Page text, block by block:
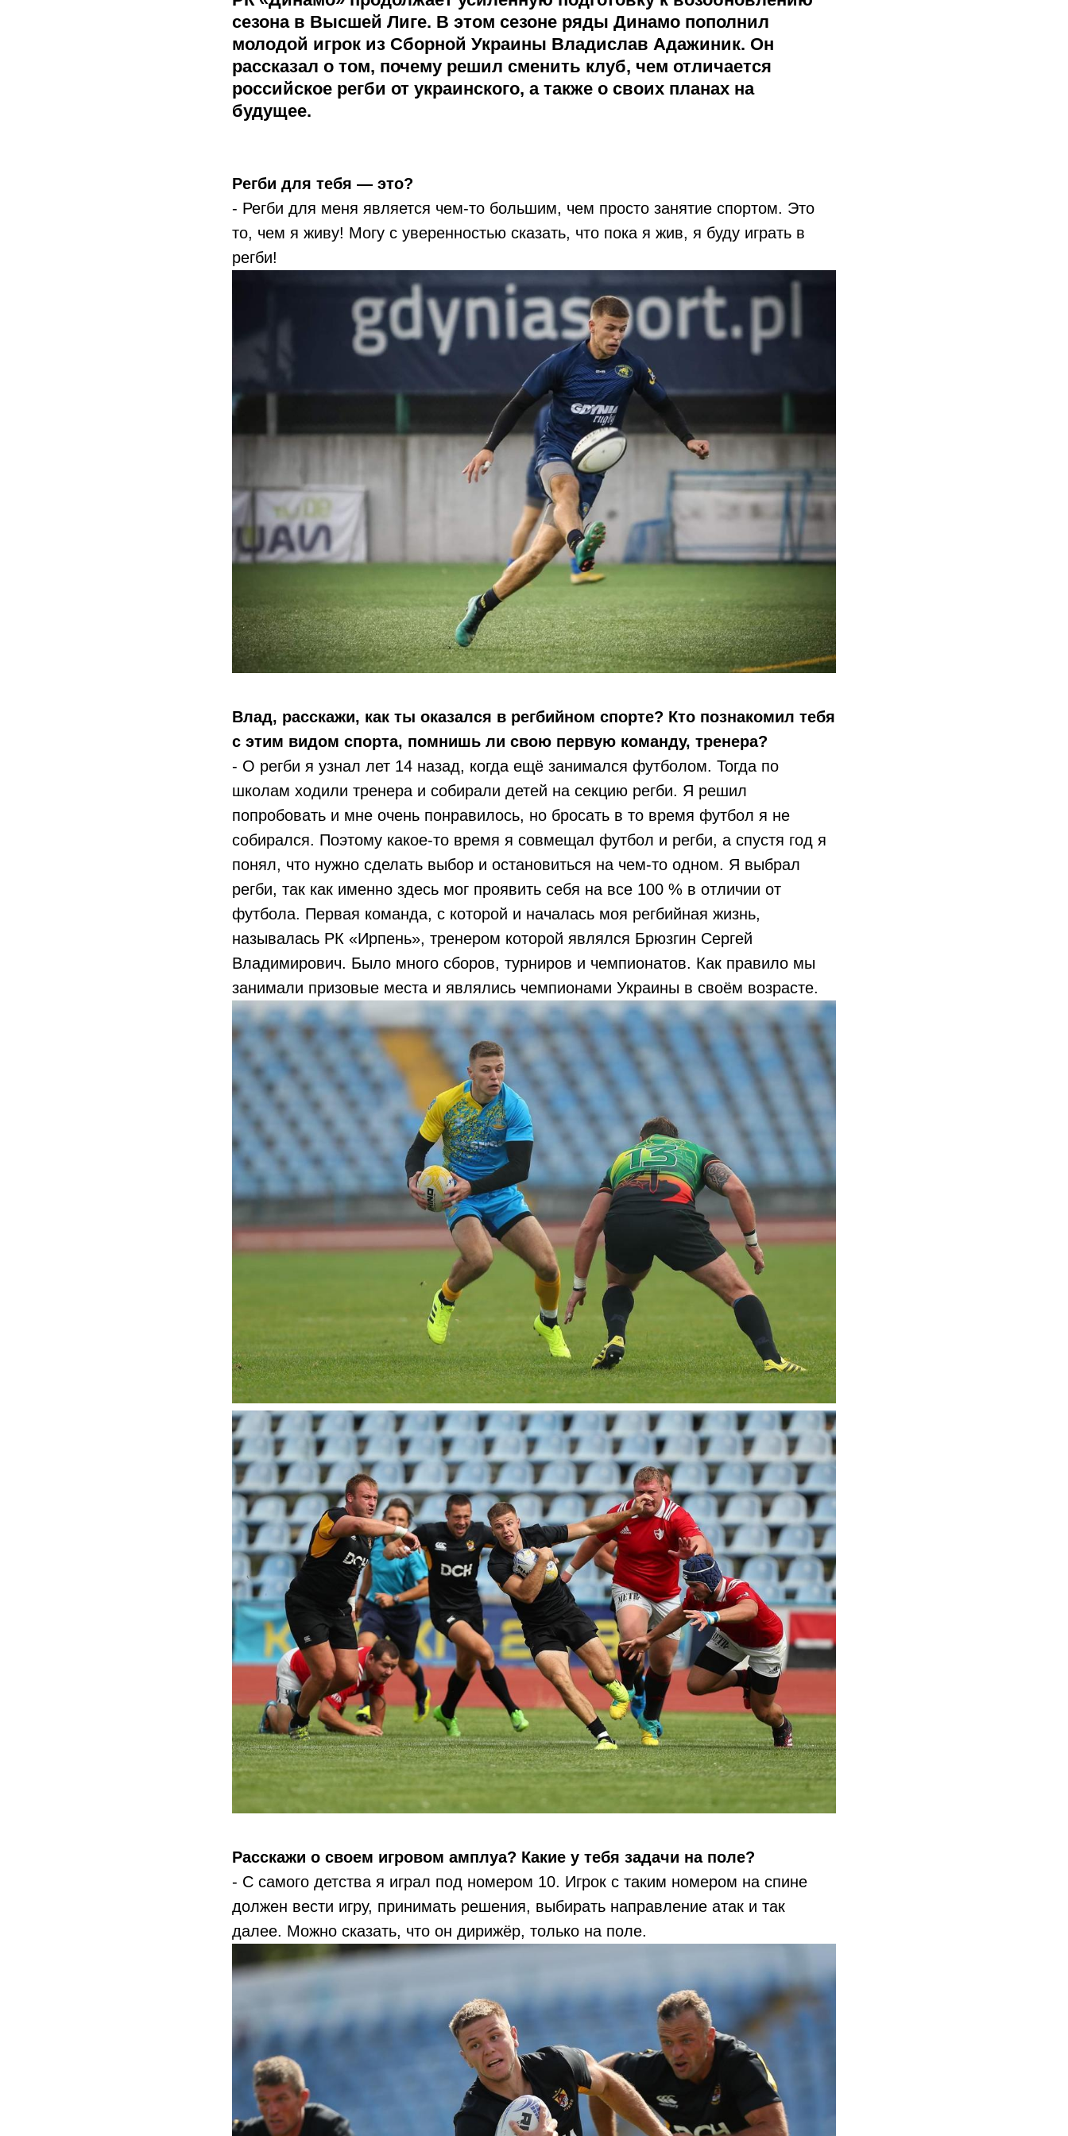
сезона в Высшей Лиге. В этом сезоне ряды Динамо пополнил
молодой игрок из Сборной Украины Владислав Адажиник. Он
рассказал о том, почему решил сменить клуб, чем отличается
российское регби от украинского, а также о своих планах на
будущее.
Регби для тебя — это?
- Регби для меня является чем-то большим, чем просто занятие спортом. Это
то, чем я живу! Могу с уверенностью сказать, что пока я жив, я буду играть в
регби!
Влад, расскажи, как ты оказался в регбийном спорте? Кто познакомил тебя
с этим видом спорта, помнишь ли свою первую команду, тренера?
- О регби я узнал лет 14 назад, когда ещё занимался футболом. Тогда по
школам ходили тренера и собирали детей на секцию регби. Я решил
попробовать и мне очень понравилось, но бросать в то время футбол я не
собирался. Поэтому какое-то время я совмещал футбол и регби, а спустя год я
понял, что нужно сделать выбор и остановиться на чем-то одном. Я выбрал
регби, так как именно здесь мог проявить себя на все 100 % в отличии от
футбола. Первая команда, с которой и началась моя регбийная жизнь,
называлась РК «Ирпень», тренером которой являлся Брюзгин Сергей
Владимирович. Было много сборов, турниров и чемпионатов. Как правило мы
занимали призовые места и являлись чемпионами Украины в своём возрасте.
Расскажи о своем игровом амплуа? Какие у тебя задачи на поле?
- С самого детства я играл под номером 10. Игрок с таким номером на спине
должен вести игру, принимать решения, выбирать направление атак и так
далее. Можно сказать, что он дирижёр, только на поле.